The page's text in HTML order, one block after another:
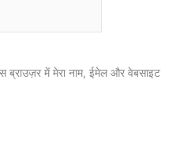
ब्राउज़र में मेरा नाम, ईमेल और वेबसाइट